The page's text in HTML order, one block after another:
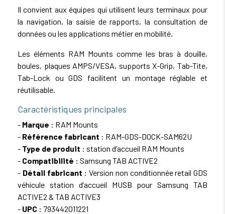
Il convient aux équipes qui utilisent leurs terminaux pour
la navigation, la saisie de rapports, la consultation de
données ou les applications métier en mobilité.
Les éléments RAM Mounts comme les bras à douille,
boules, plaques AMPS/VESA, supports X-Grip, Tab-Tite,
Tab-Lock ou GDS facilitent un montage réglable et
réutilisable.
Caractéristiques principales
- Marque : RAM Mounts
- Référence fabricant : RAM-GDS-DOCK-SAM62U
- Type de produit : station d’accueil RAM Mounts
- Compatibilité : Samsung TAB ACTIVE2
- Détail fabricant : Version non conditionnée retail GDS
véhicule station d’accueil MUSB pour Samsung TAB
ACTIVE2 & TAB ACTIVE3
- UPC : 793442011221